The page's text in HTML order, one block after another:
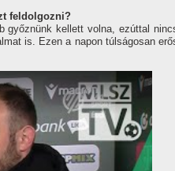
feldolgozni?
győznünk kellett volna, ezúttal
is. Ezen a napon túlságosan